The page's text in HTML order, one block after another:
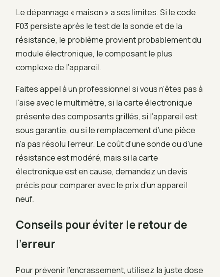
Le dépannage « maison » a ses limites. Si le code
F03 persiste après le test de la sonde et de la
résistance, le problème provient probablement du
module électronique, le composant le plus
complexe de l’appareil.
Faites appel à un professionnel si vous n’êtes pas à
l’aise avec le multimètre, si la carte électronique
présente des composants grillés, si l’appareil est
sous garantie, ou si le remplacement d’une pièce
n’a pas résolu l’erreur. Le coût d’une sonde ou d’une
résistance est modéré, mais si la carte
électronique est en cause, demandez un devis
précis pour comparer avec le prix d’un appareil
neuf.
Conseils pour éviter le retour de
l’erreur
Pour prévenir l’encrassement, utilisez la juste dose